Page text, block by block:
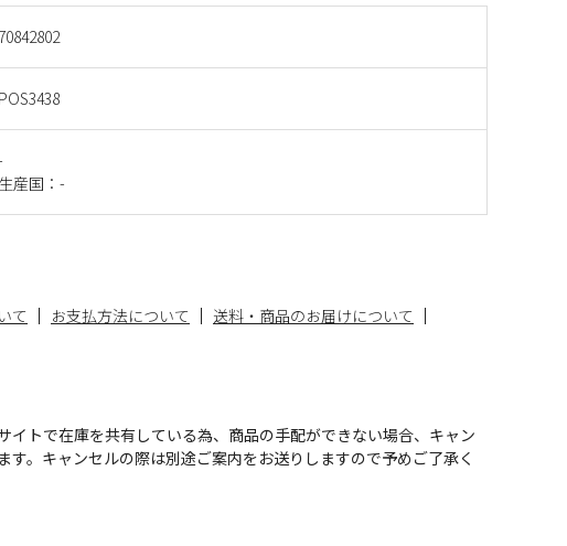
POS3438
生産国：-
て お支払方法について
送料・商品のお届けについて
イトで在庫を共有している為、商品の手配ができない場合、キャン
す。キャンセルの際は別途ご案内をお送りしますので予めご了承く